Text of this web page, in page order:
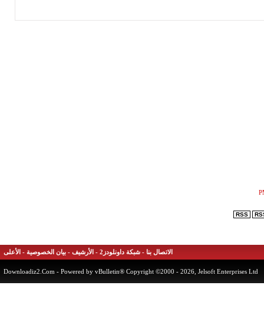
RSS
الاتصال بنا- شبكة داونلودز2 -الأرشيف-بيان الخصوصية-الأعلى
Downloadiz2.Com- Powered by vBulletin® Copyright ©2000 - 2026, Jelsoft Enterprises